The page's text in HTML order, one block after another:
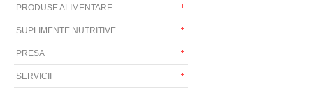
PRODUSE ALIMENTARE
SUPLIMENTE NUTRITIVE
PRESA
SERVICII